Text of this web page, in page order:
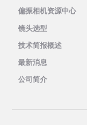
偏振相机资源中心
镜头选型
技术简报概述
最新消息
公司简介